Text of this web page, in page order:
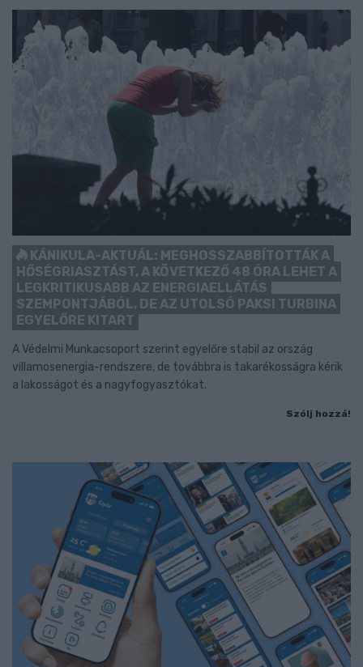
KÁNIKULA-AKTUÁL: MEGHOSSZABBÍTOTTÁK A
HŐSÉGRIASZTÁST, A KÖVETKEZŐ 48 ÓRA LEHET A
LEGKRITIKUSABB AZ ENERGIAELLÁTÁS
SZEMPONTJÁBÓL, DE AZ UTOLSÓ PAKSI TURBINA
EGYELŐRE KITART
A Védelmi Munkacsoport szerint egyelőre stabil az ország
villamosenergia-rendszere, de továbbra is takarékosságra kérik
a lakosságot és a nagyfogyasztókat.
Szólj hozzá!